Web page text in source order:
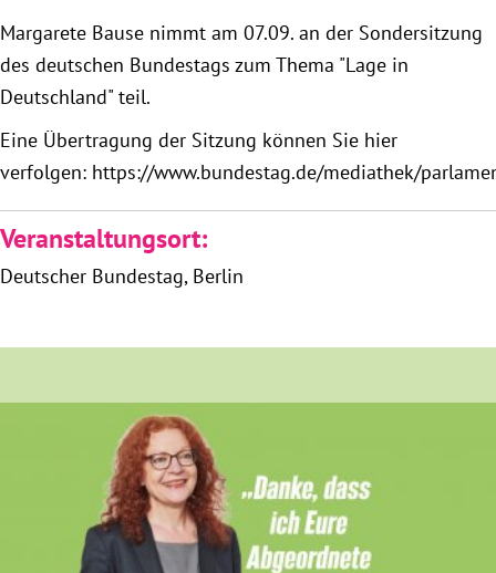
Bundestag 2017-2021
Obfrau im Ausschuss für Menschenrechte und
humanitäre Hilfe
Ämter, Funktionen und Einkünfte
Besuch in Berlin
Praktikum
Patenschaftsprogramm
Margarete Bause nimmt am 07.09. an der Sondersitzung
des deutschen Bundestags zum Thema "Lage in
Deutschland" teil.
Eine Übertragung der Sitzung können Sie hier
verfolgen: https://www.bundestag.de/mediathek/
Veranstaltungsort:
Deutscher Bundestag Berlin